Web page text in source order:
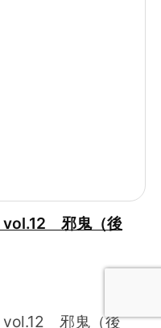
vol.12 邪鬼（後
vol.12 邪鬼（後